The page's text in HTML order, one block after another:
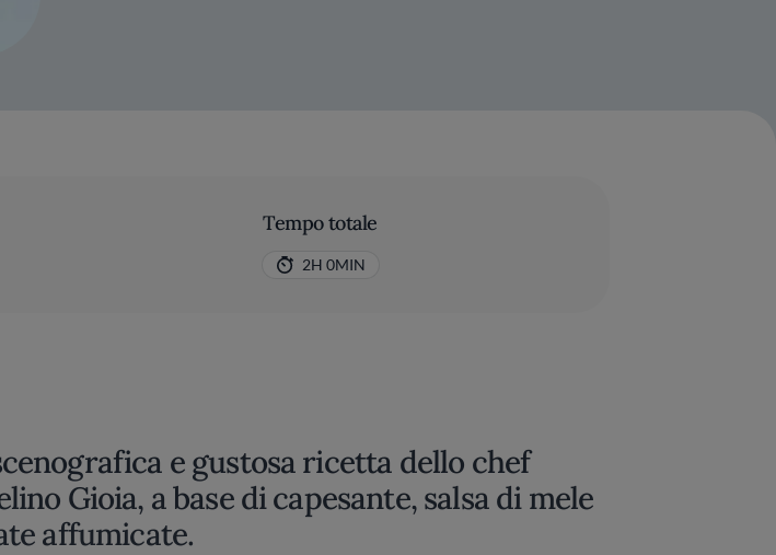
Tempo totale
2H 0MIN
e gustosa ricetta dello chef
Gioia, a base di capesante, salsa di mele
affumicate.